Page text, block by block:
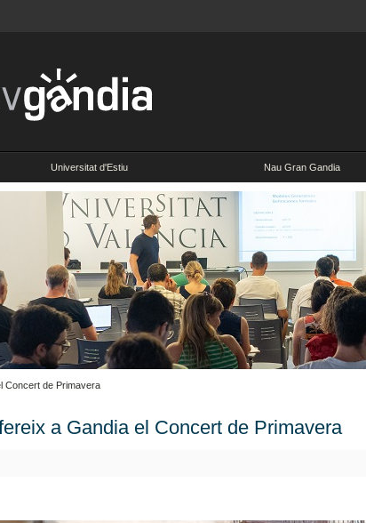
Universitat d'Estiu Nau Gran Gandia
Concert de Primavera
a Gandia el Concert de Primavera